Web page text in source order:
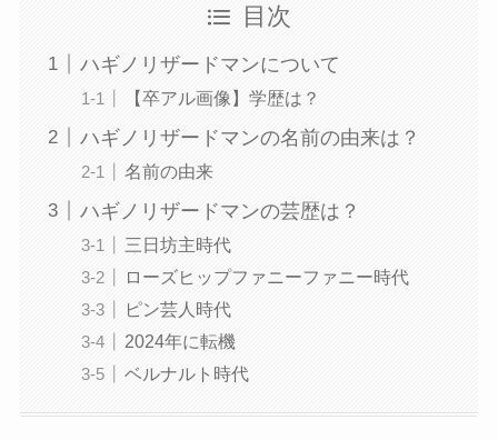
目次
ハギノリザードマンについて
【卒アル画像】学歴は？
ハギノリザードマンの名前の由来は？
名前の由来
ハギノリザードマンの芸歴は？
三日坊主時代
ローズヒップファニーファニー時代
ピン芸人時代
2024年に転機
ベルナルト時代